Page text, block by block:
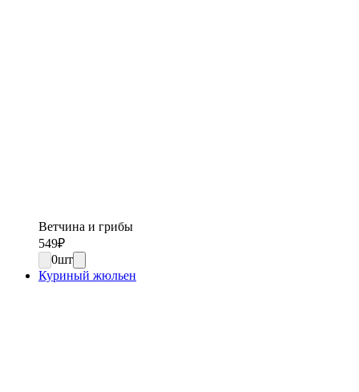
Ветчина и грибы
549₽
0шт
Куриный жюльен